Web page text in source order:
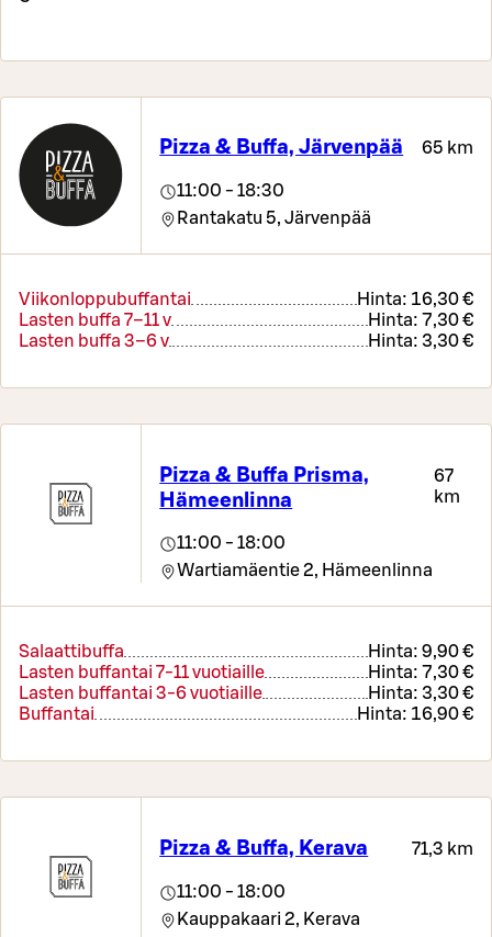
Pizza & Buffa, Järvenpää 65 km
11:00 - 18:30
Rantakatu 5, Järvenpää
Viikonloppubuffantai Hinta: 16,30 €
Lasten buffa 7–11 v
Hinta: 7,30 €
Lasten buffa 3–6 v
Hinta: 3,30 €
Pizza & Buffa Prisma,
Hämeenlinna
67
km
11:00 - 18:00
Wartiamäentie 2, Hämeenlinna
Salaattibuffa Hinta: 9,90 €
Lasten buffantai 7-11 vuotiaille
Hinta: 7,30 €
Lasten buffantai 3-6 vuotiaille
Hinta: 3,30 €
Buffantai
Hinta: 16,90 €
Pizza & Buffa, Kerava 71,3 km
11:00 - 18:00
Kauppakaari 2, Kerava